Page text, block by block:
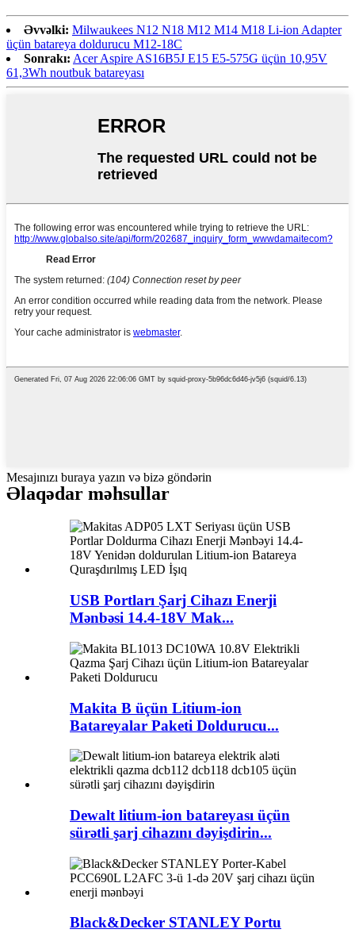
Əvvəlki: Milwaukees N12 N18 M12 M14 M18 Li-ion Adapter
üçün batareya doldurucu M12-18C
Sonrakı: Acer Aspire AS16B5J E15 E5-575G üçün 10,95V
61,3Wh noutbuk batareyası
Mesajınızı buraya yazın və bizə göndərin
Əlaqədar məhsullar
USB Portları Şarj Cihazı Enerji
Mənbəsi 14.4-18V Mak...
Makita B üçün Litium-ion
Batareyalar Paketi Doldurucu...
Dewalt litium-ion batareyası üçün
sürətli şarj cihazını dəyişdirin...
Black&Decker STANLEY Portu